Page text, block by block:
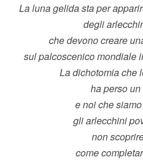
La luna gelida sta per
degli
che devono creare
sul palcoscenico mondiale
La dichotomia che
ha perso
e noi che
gli arlecchini
non
come